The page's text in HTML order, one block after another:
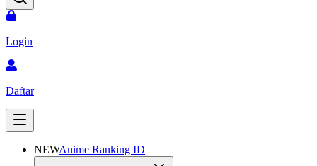
Login
Daftar
NEWAnime Ranking ID